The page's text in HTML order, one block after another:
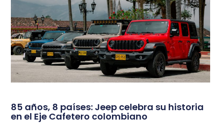
85 años, 8 países: Jeep celebra su historia
en el Eje Cafetero colombiano